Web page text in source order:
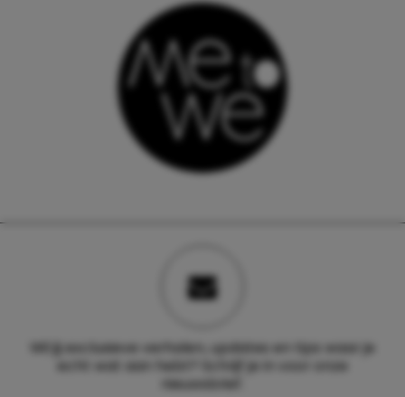
Wil jij exclusieve verhalen, updates en tips waar je
echt wat aan hebt? Schrijf je in voor onze
nieuwsbrief.